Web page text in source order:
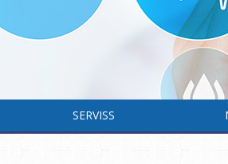
SERVISS